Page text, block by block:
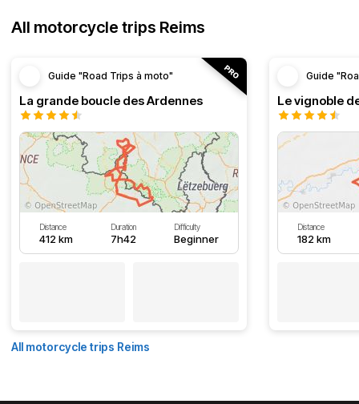
All motorcycle trips Reims
Guide "Road Trips à moto"
La grande boucle des Ardennes
Distance
412 km
Duration
7h42
Difficulty
Beginner
Guide
Le vignoble
Distance
182 km
All motorcycle trips Reims